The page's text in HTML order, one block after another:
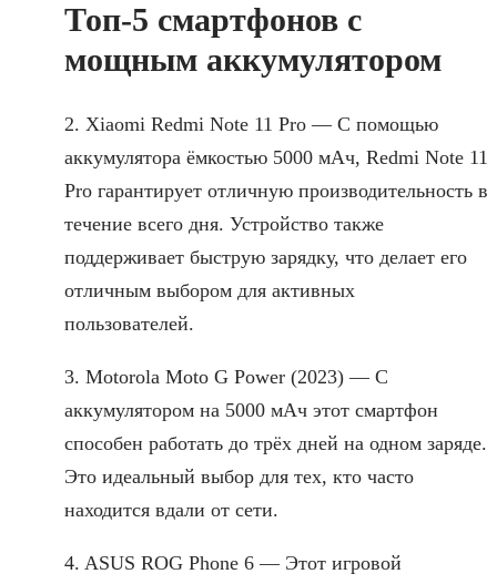
Топ-5 смартфонов с
мощным аккумулятором
2. Xiaomi Redmi Note 11 Pro — С помощью
аккумулятора ёмкостью 5000 мАч, Redmi Note 11
Pro гарантирует отличную производительность в
течение всего дня. Устройство также
поддерживает быструю зарядку, что делает его
отличным выбором для активных
пользователей.
3. Motorola Moto G Power (2023) — С
аккумулятором на 5000 мАч этот смартфон
способен работать до трёх дней на одном заряде.
Это идеальный выбор для тех, кто часто
находится вдали от сети.
4. ASUS ROG Phone 6 — Этот игровой